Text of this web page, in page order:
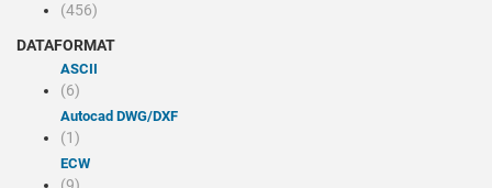
(456)
DATAFORMAT
ASCII
(6)
Autocad DWG/DXF
(1)
ECW